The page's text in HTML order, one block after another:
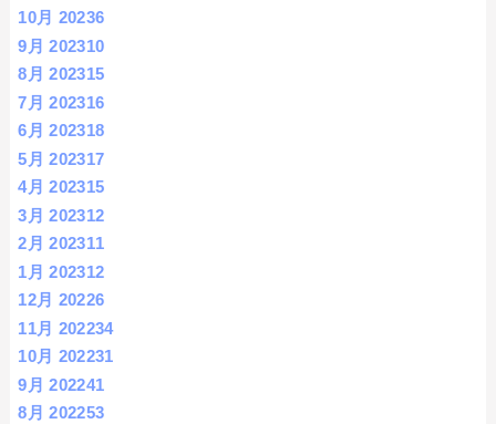
10月 20236
9月 202310
8月 202315
7月 202316
6月 202318
5月 202317
4月 202315
3月 202312
2月 202311
1月 202312
12月 20226
11月 202234
10月 202231
9月 202241
8月 202253